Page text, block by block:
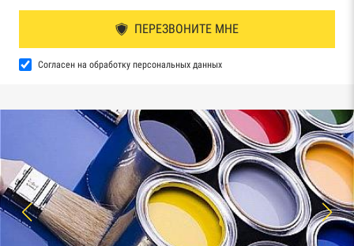
ПЕРЕЗВОНИТЕ МНЕ
Согласен на обработку персональных данных